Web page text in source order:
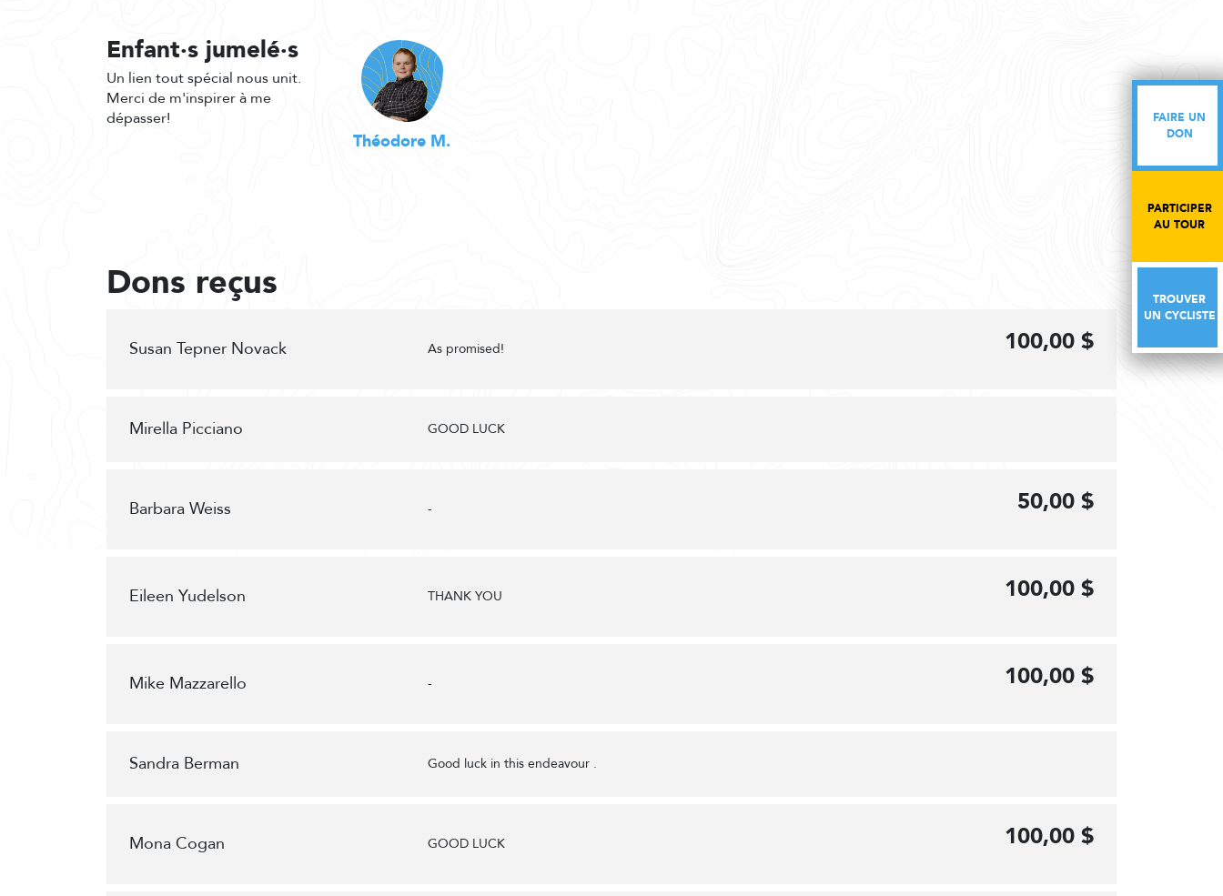
FAIRE UN
DON
PARTICIPER
AU TOUR
TROUVER
UN CYCLISTE
Enfant·s jumelé·s
Un lien tout spécial nous unit.
Merci de m'inspirer à me
dépasser!
Théodore M.
Dons reçus
Susan Tepner Novack As promised! 100,00 $
Mirella Picciano GOOD LUCK
Barbara Weiss - 50,00 $
Eileen Yudelson THANK YOU 100,00 $
Mike Mazzarello - 100,00 $
Sandra Berman Good luck in this endeavour .
Mona Cogan GOOD LUCK 100,00 $
FAIRE UN
DON
PARTICIPER
AU TOUR
TROUVER
UN CYCLISTE